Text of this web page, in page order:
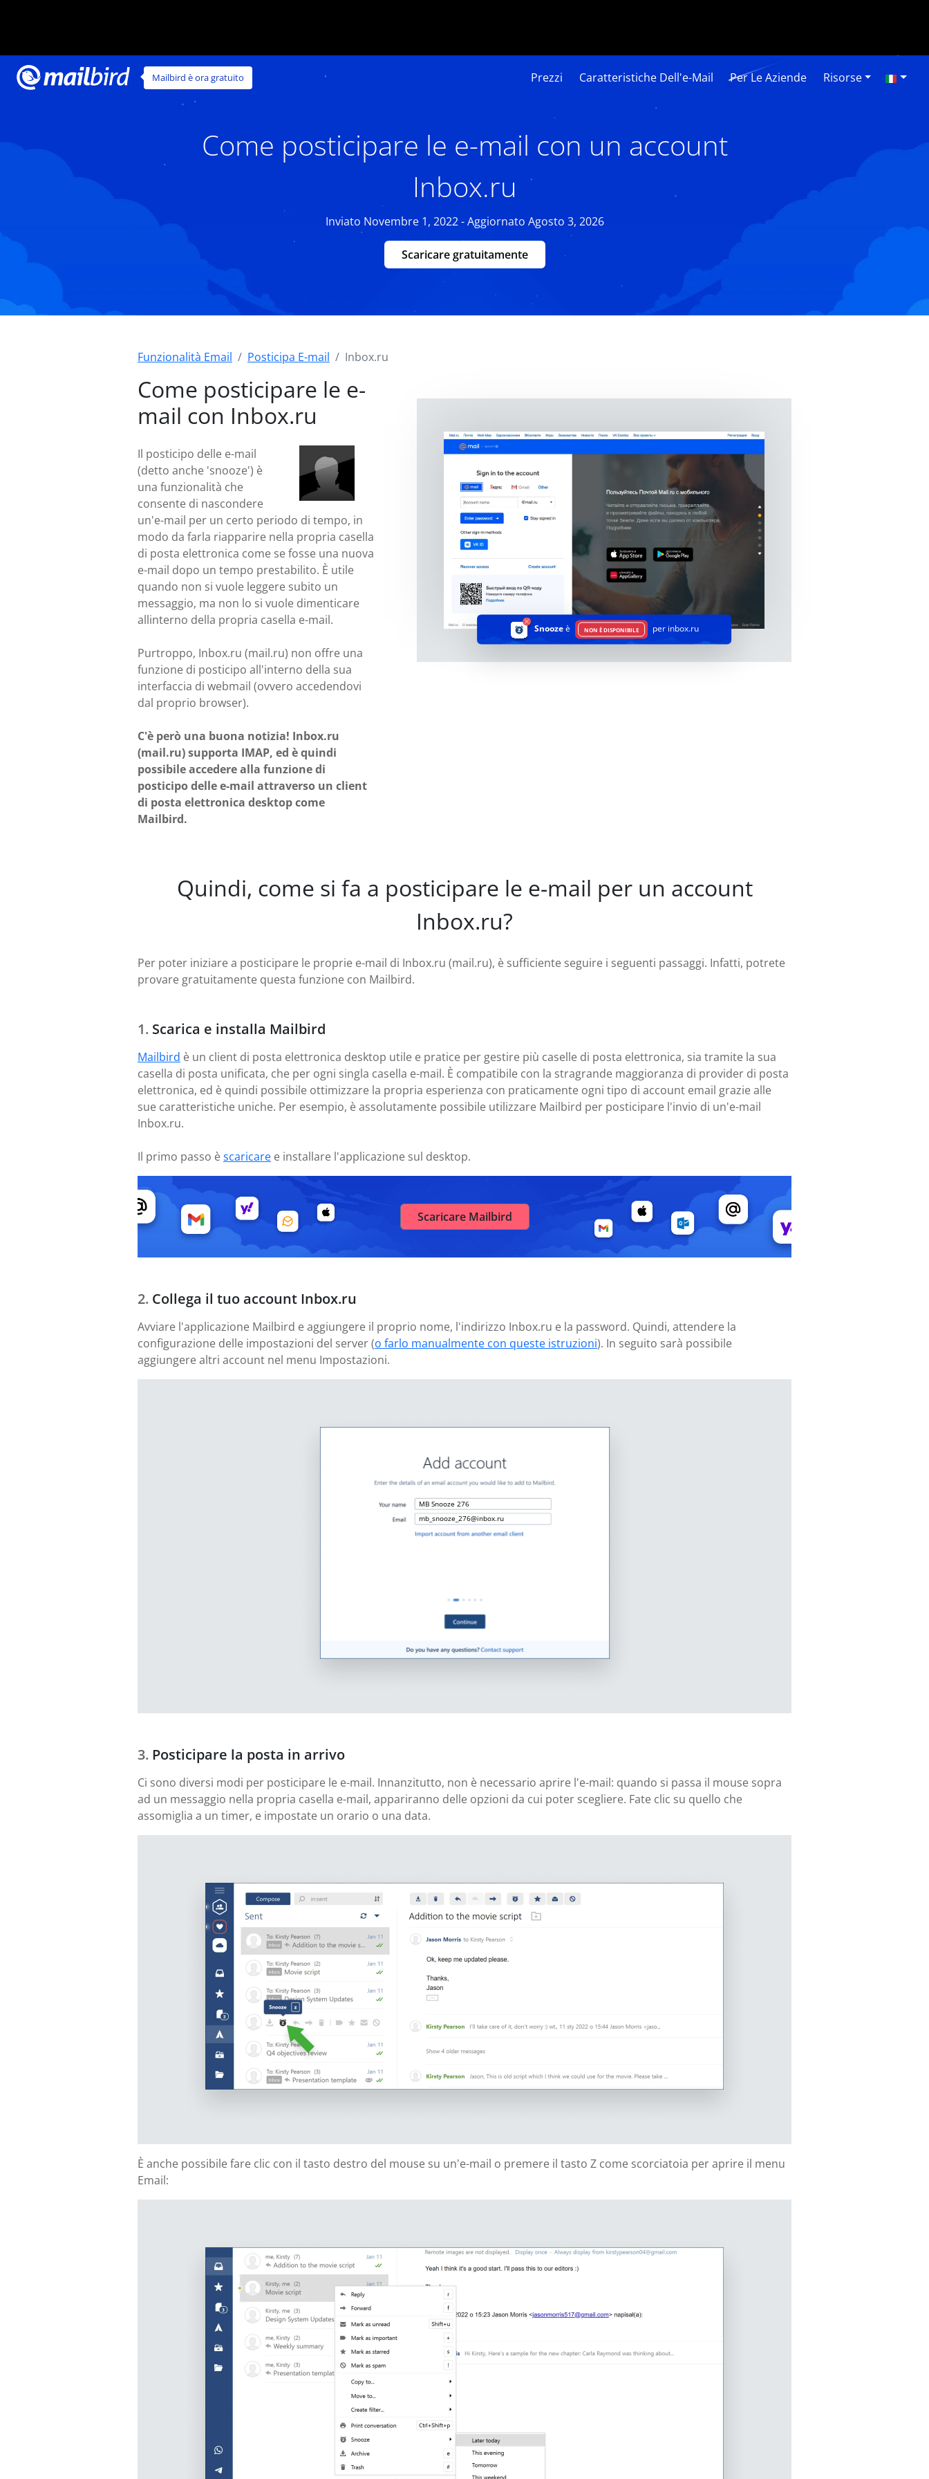
Mailbird è ora gratuito Prezzi Caratteristiche Dell'e-Mail Per Le Aziende Risorse
Come posticipare le e-mail con un account
Inbox.ru
Inviato Novembre 1, 2022 - Aggiornato Agosto 3, 2026
Scaricare gratuitamente
Funzionalità Email Posticipa E-mail Inbox.ru
Come posticipare le e-
mail con Inbox.ru
Il posticipo delle e-mail
(detto anche 'snooze') è
una funzionalità che
consente di nascondere
un'e-mail per un certo periodo di tempo, in
modo da farla riapparire nella propria casella
di posta elettronica come se fosse una nuova
e-mail dopo un tempo prestabilito. È utile
quando non si vuole leggere subito un
messaggio, ma non lo si vuole dimenticare
allinterno della propria casella e-mail.
Purtroppo, Inbox.ru (mail.ru) non offre una
funzione di posticipo all'interno della sua
interfaccia di webmail (ovvero accedendovi
dal proprio browser).
C'è però una buona notizia! Inbox.ru
(mail.ru) supporta IMAP, ed è quindi
possibile accedere alla funzione di
posticipo delle e-mail attraverso un client
di posta elettronica desktop come
Mailbird.
Snoozeè NON È DISPONIBILE per inbox.ru
Quindi, come si fa a posticipare le e-mail per un account
Inbox.ru?
Per poter iniziare a posticipare le proprie e-mail di Inbox.ru (mail.ru), è sufficiente seguire i seguenti passaggi. Infatti, potrete
provare gratuitamente questa funzione con Mailbird.
Scarica e installa Mailbird
Mailbird è un client di posta elettronica desktop utile e pratice per gestire più caselle di posta elettronica, sia tramite la sua
casella di posta unificata, che per ogni singla casella e-mail. È compatibile con la stragrande maggioranza di provider di posta
elettronica, ed è quindi possibile ottimizzare la propria esperienza con praticamente ogni tipo di account email grazie alle
sue caratteristiche uniche. Per esempio, è assolutamente possibile utilizzare Mailbird per posticipare l'invio di un'e-mail
Inbox.ru.
Il primo passo èscaricare e installare l'applicazione sul desktop.
Scaricare Mailbird
Collega il tuo account Inbox.ru
Avviare l'applicazione Mailbird e aggiungere il proprio nome, l'indirizzo Inbox.ru e la password. Quindi, attendere la
configurazione delle impostazioni del server (o farlo manualmente con queste istruzioni). In seguito sarà possibile
aggiungere altri account nel menu Impostazioni.
MB Snooze 276
mb_snooze_276@inbox.ru
Posticipare la posta in arrivo
Ci sono diversi modi per posticipare le e-mail. Innanzitutto, non è necessario aprire l'e-mail: quando si passa il mouse sopra
ad un messaggio nella propria casella e-mail, appariranno delle opzioni da cui poter scegliere. Fate clic su quello che
assomiglia a un timer, e impostate un orario o una data.
È anche possibile fare clic con il tasto destro del mouse su un'e-mail o premere il tasto Z come scorciatoia per aprire il menu
Email: